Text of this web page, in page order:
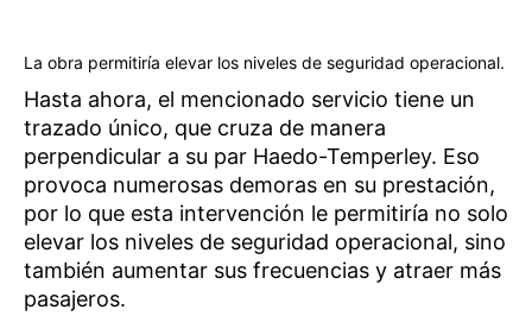
La obra permitiría elevar los niveles de seguridad operacional.
Hasta ahora, el mencionado servicio tiene un
trazado único, que cruza de manera
perpendicular a su par Haedo-Temperley. Eso
provoca numerosas demoras en su prestación,
por lo que esta intervención le permitiría no solo
elevar los niveles de seguridad operacional, sino
también aumentar sus frecuencias y atraer más
pasajeros.